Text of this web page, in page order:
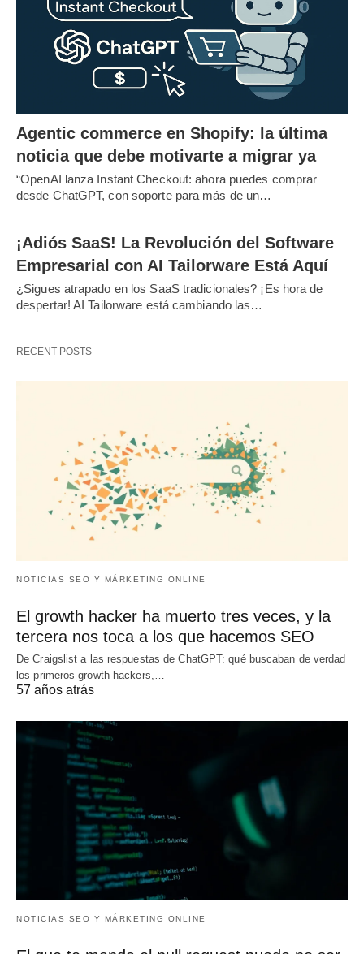
Agentic commerce en Shopify: la última
noticia que debe motivarte a migrar ya
“OpenAI lanza Instant Checkout: ahora puedes comprar
desde ChatGPT, con soporte para más de un…
¡Adiós SaaS! La Revolución del Software
Empresarial con AI Tailorware Está Aquí
¿Sigues atrapado en los SaaS tradicionales? ¡Es hora de
despertar! AI Tailorware está cambiando las…
RECENT POSTS
NOTICIAS SEO Y MÁRKETING ONLINE
El growth hacker ha muerto tres veces, y la
tercera nos toca a los que hacemos SEO
De Craigslist a las respuestas de ChatGPT: qué buscaban de verdad
los primeros growth hackers,…
57 años atrás
NOTICIAS SEO Y MÁRKETING ONLINE